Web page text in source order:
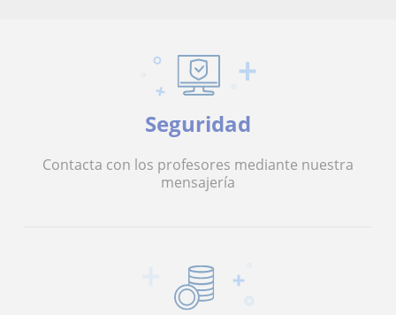
Seguridad
Contacta con los profesores mediante nuestra
mensajería